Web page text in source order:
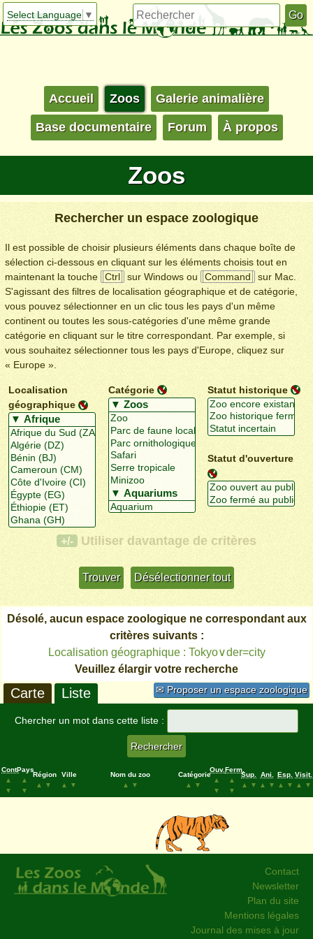
Select Language ▼
Accueil Zoos Galerie animalière
Base documentaire Forum À propos
Zoos
Rechercher un espace zoologique
Il est possible de choisir plusieurs éléments dans chaque boîte de
sélection ci-dessous en cliquant sur les éléments choisis tout en
maintenant la touche
Ctrl sur Windows ou Command
sur Mac.
S'agissant des filtres de localisation géographique et de catégorie,
vous pouvez sélectionner en un clic tous les pays d'un même
continent ou toutes les sous-catégories d'une même grande
catégorie en cliquant sur le titre correspondant. Par exemple, si
vous souhaitez sélectionner tous les pays d'Europe, cliquez sur
« Europe ».
Localisation
géographique
Catégorie Statut historique
Statut d'ouverture
+/- Utiliser davantage de critères
Désolé, aucun espace zoologique ne correspondant aux
critères suivants :
Localisation géographique : Tokyo∨der=city
Veuillez élargir votre recherche
✉ Proposer un espace zoologique
Carte Liste
Chercher un mot dans cette liste :
Cont.
▲
▼
Pays
▲
▼
Région
▲
▼
Ville
▲
▼
Nom du zoo
▲
▼
Catégorie
▲
▼
Ouv.
▲
▼
Ferm.
▲
▼
Sup.
▲
▼
Ani.
▲
▼
Esp.
▲
▼
Visit.
▲
▼
Contact
Newsletter
Plan du site
Mentions légales
Journal des mises à jour